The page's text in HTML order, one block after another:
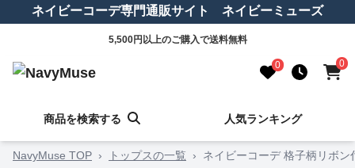
ネイビーコーデ専門通販サイト ネイビーミューズ
5,500円以上のご購入で送料無料
0 0
商品を検索する 人気ランキング
NavyMuse TOP › トップスの一覧 › ネイビーコーデ 格子柄リボン